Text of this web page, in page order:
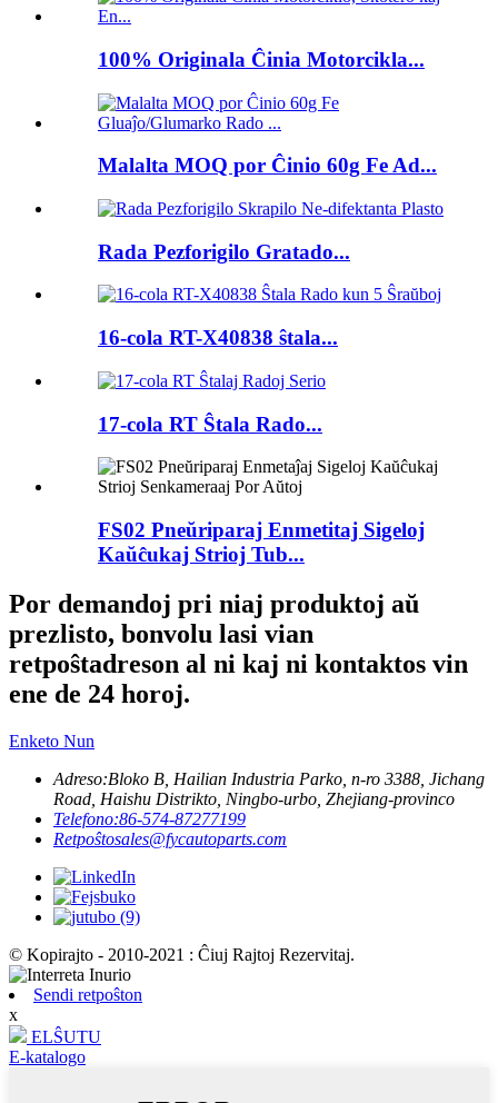
100% Originala Ĉinia Motorcikla...
Malalta MOQ por Ĉinio 60g Fe Ad...
Rada Pezforigilo Gratado...
16-cola RT-X40838 ŝtala...
17-cola RT Ŝtala Rado...
FS02 Pneŭriparaj Enmetitaj Sigeloj
Kaŭĉukaj Strioj Tub...
Por demandoj pri niaj produktoj aŭ
prezlisto, bonvolu lasi vian
retpoŝtadreson al ni kaj ni kontaktos vin
ene de 24 horoj.
Enketo Nun
Adreso:Bloko B, Hailian Industria Parko, n-ro 3388, Jichang
Road, Haishu Distrikto, Ningbo-urbo, Zhejiang-provinco
Telefono:86-574-87277199
Retpoŝtosales@fycautoparts.com
© Kopirajto - 2010-2021 : Ĉiuj Rajtoj Rezervitaj.
Sendi retpoŝton
x
ELŜUTU
E-katalogo